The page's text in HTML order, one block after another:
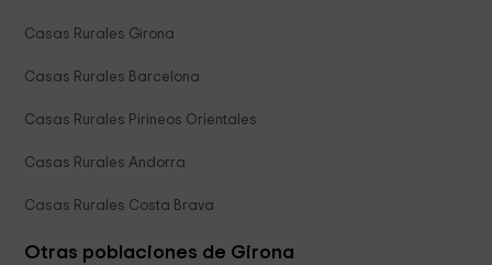
Casas Rurales Girona
Casas Rurales Barcelona
Casas Rurales Pirineos Orientales
Casas Rurales Andorra
Casas Rurales Costa Brava
Otras poblaciones de Girona